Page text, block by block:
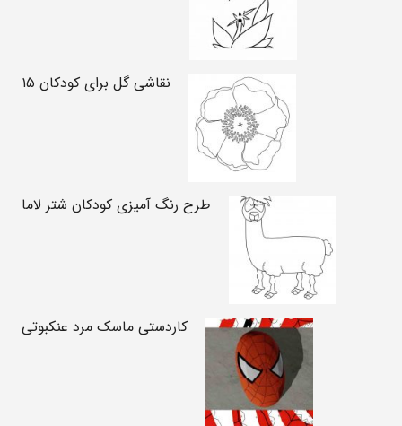
نقاشی گل برای کودکان ۱۵
طرح رنگ آمیزی کودکان شتر لاما
کاردستی ماسک مرد عنکبوتی